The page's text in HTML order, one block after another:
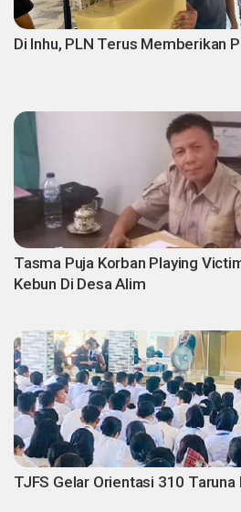
Di Inhu, PLN Terus Memberikan
Tasma Puja Korban Playing
Kebun Di Desa Alim
TJFS Gelar Orientasi 310 Taruna